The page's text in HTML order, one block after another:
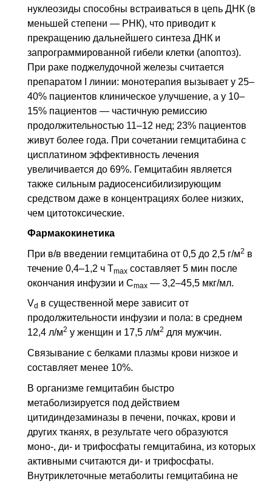
C79.6Вторичное злокачественное
новообразование яичника
C79.8Вторичное злокачественное
новообразование других уточненных локализаций
нуклеозиды способны встраиваться в цепь ДНК (в
меньшей степени — РНК), что приводит к
прекращению дальнейшего синтеза ДНК и
запрограммированной гибели клетки (апоптоз).
При раке поджелудочной железы считается
препаратом I линии: монотерапия вызывает у 25–
40% пациентов клиническое улучшение, а у 10–
15% пациентов — частичную ремиссию
продолжительностью 11–12 нед; 23% пациентов
живут более года. При сочетании гемцитабина с
цисплатином эффективность лечения
увеличивается до 69%. Гемцитабин является
также сильным радиосенсибилизирующим
средством даже в концентрациях более низких,
чем цитотоксические.
Фармакокинетика
При в/в введении гемцитабина от 0,5 до 2,5 г/м2 в
течение 0,4–1,2 ч Tmax составляет 5 мин после
окончания инфузии и Сmax — 3,2–45,5 мкг/мл.
Vd в существенной мере зависит от
продолжительности инфузии и пола: в среднем
12,4 л/м2 у женщин и 17,5 л/м2 для мужчин.
Связывание с белками плазмы крови низкое и
составляет менее 10%.
В организме гемцитабин быстро
метаболизируется под действием
цитидиндезаминазы в печени, почках, крови и
других тканях, в результате чего образуются
моно-, ди- и трифосфаты гемцитабина, из которых
активными считаются ди- и трифосфаты.
Внутриклеточные метаболиты гемцитабина не